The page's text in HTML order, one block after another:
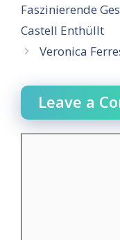
Faszinierende
Castell Enthüllt
Veronica
Leave a